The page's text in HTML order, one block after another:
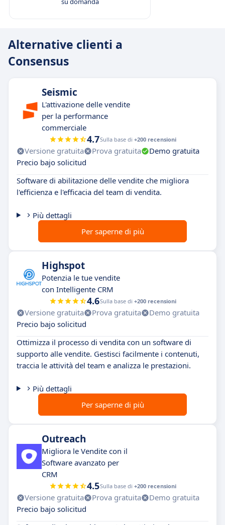
Alternative clienti a
Consensus
Seismic
L'attivazione delle vendite
per la performance
commerciale
4.7Sulla base di +200 recensioni
Versione gratuita Prova gratuita
Demo gratuita
Precio bajo solicitud
Software di abilitazione delle vendite che migliora
l'efficienza e l'efficacia del team di vendita.
Più dettagli
Per saperne di più
Highspot
Potenzia le tue vendite
con Intelligente CRM
4.6Sulla base di +200 recensioni
Versione gratuita Prova gratuita
Demo gratuita
Precio bajo solicitud
Ottimizza il processo di vendita con un software di
supporto alle vendite. Gestisci facilmente i contenuti,
traccia le attività del team e analizza le prestazioni.
Più dettagli
Per saperne di più
Outreach
Migliora le Vendite con il
Software avanzato per
CRM
4.5Sulla base di +200 recensioni
Versione gratuita Prova gratuita
Demo gratuita
Precio bajo solicitud